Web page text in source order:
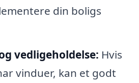
din boligs
vedligeholdelse: Hvis
vinduer, kan et godt